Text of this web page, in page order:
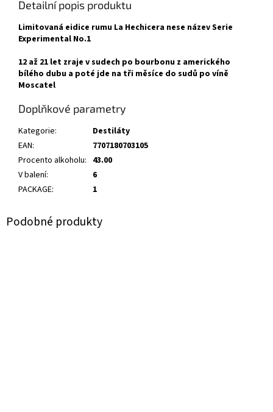
Detailní popis produktu
Limitovaná eidice rumu La Hechicera nese název Serie
Experimental No.1
12 až 21 let zraje v sudech po bourbonu z amerického
bílého dubu a poté jde na tři měsíce do sudů po víně
Moscatel
Doplňkové parametry
Kategorie:
Destiláty
EAN:
7707180703105
Procento alkoholu: 43.00
V balení:
6
PACKAGE: 1